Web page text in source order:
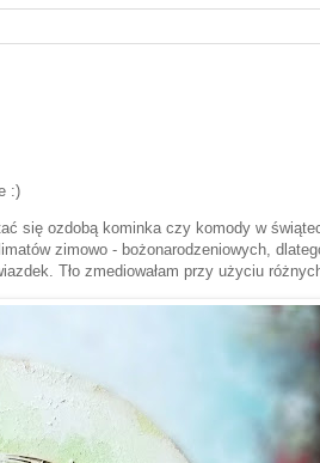
:)
się ozdobą kominka czy komody w
zimowo - bożonarodzeniowych,
Tło zmediowałam przy użyciu